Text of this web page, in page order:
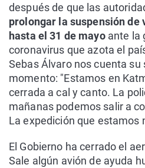
después de que las
prolongar la suspensión
hasta el 31 de mayoante la
coronavirus que azota el
Sebas Álvaro nos cuenta su
momento: "Estamos en
cerrada a cal y canto. La
mañanas podemos salir a
La expedición que estamos
El Gobierno ha cerrado el
Sale algún avión de ayuda